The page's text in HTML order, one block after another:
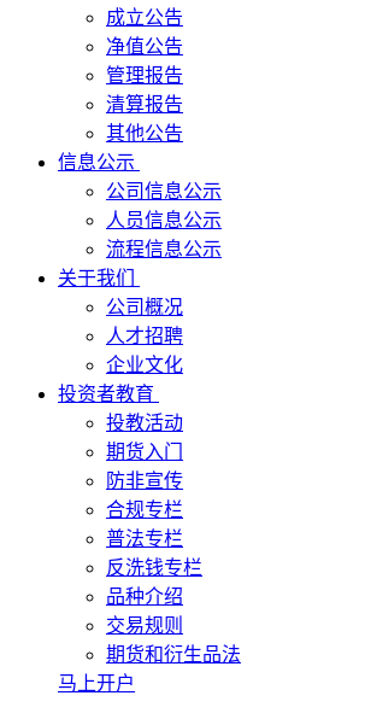
成立公告
净值公告
管理报告
清算报告
其他公告
信息公示
公司信息公示
人员信息公示
流程信息公示
关于我们
公司概况
人才招聘
企业文化
投资者教育
投教活动
期货入门
防非宣传
合规专栏
普法专栏
反洗钱专栏
品种介绍
交易规则
期货和衍生品法
马上开户